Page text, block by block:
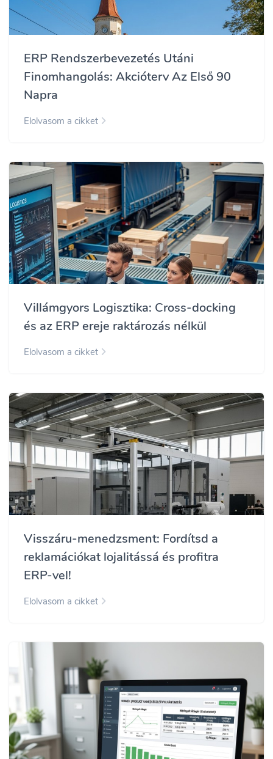
ERP Rendszerbevezetés Utáni
Finomhangolás: Akcióterv Az Első 90
Napra
Elolvasom a cikket
Villámgyors Logisztika: Cross-docking
és az ERP ereje raktározás nélkül
Elolvasom a cikket
Visszáru-menedzsment: Fordítsd a
reklamációkat lojalitássá és profitra
ERP-vel!
Elolvasom a cikket